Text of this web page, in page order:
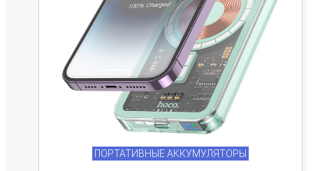
ПОРТАТИВНЫЕ АККУМУЛЯТОРЫ